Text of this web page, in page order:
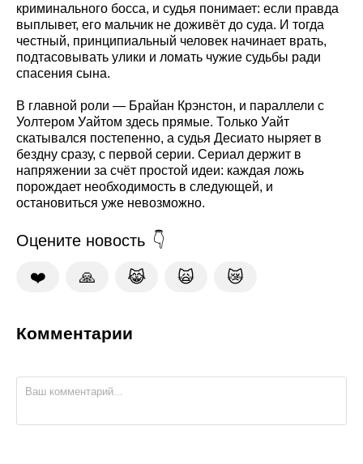
криминального босса, и судья понимает: если правда
выплывет, его мальчик не доживёт до суда. И тогда
честный, принципиальный человек начинает врать,
подтасовывать улики и ломать чужие судьбы ради
спасения сына.
В главной роли — Брайан Крэнстон, и параллели с
Уолтером Уайтом здесь прямые. Только Уайт
скатывался постепенно, а судья Десиато ныряет в
бездну сразу, с первой серии. Сериал держит в
напряжении за счёт простой идеи: каждая ложь
порождает необходимость в следующей, и
остановиться уже невозможно.
Оцените новость
❤️ 🙏 😹 🙀 😿
Комментарии